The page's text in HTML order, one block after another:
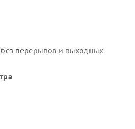
перерывов и выходных